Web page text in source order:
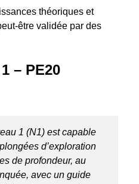
théoriques et
être validée par des
– PE20
1 (N1) est capable
d’exploration
de profondeur, au
avec un guide